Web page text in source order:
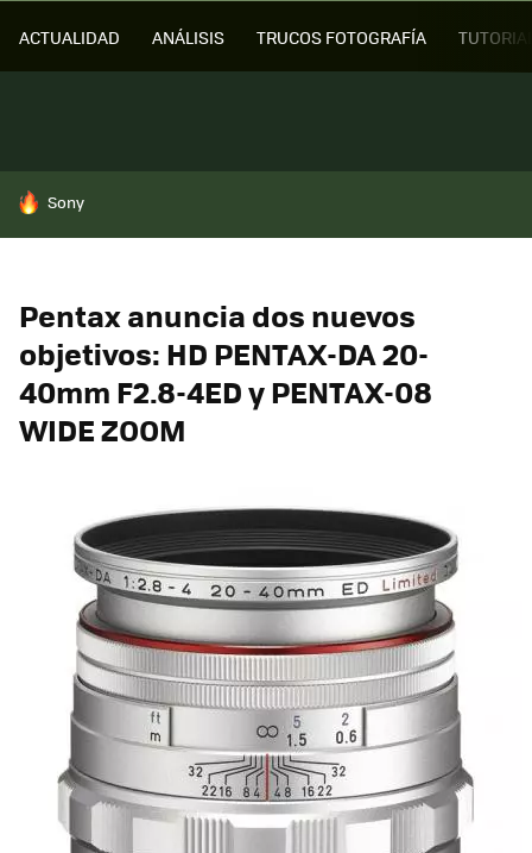
ACTUALIDAD ANÁLISIS TRUCOS FOTOGRAFÍA
HOY SE HABLA DE
Sony
Pentax anuncia dos nuevos
objetivos: HD PENTAX-DA 20-
40mm F2.8-4ED y PENTAX-08
WIDE ZOOM